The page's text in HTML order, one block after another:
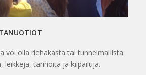
voi olla riehakasta tai tunnelmallista
leikkejä, tarinoita ja kilpailuja.